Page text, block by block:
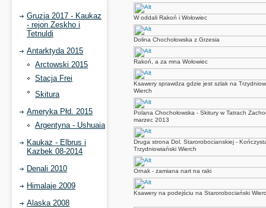
Gruzja 2017 - Kaukaz
- rejon Zeskho i
Tetnuldi
Antarktyda 2015
Arctowski 2015
Stacja Frei
Skitura
Ameryka Płd. 2015
Argentyna - Ushuaia
Kaukaz - Elbrus i
Kazbek 08-2014
Denali 2010
Himalaje 2009
Alaska 2008
W oddali Rakoń i Wołowiec
Dolina Chochołowska z Grzesia
Rakoń, a za mna Wołowiec
Ksawery sprawdza gdzie jest szlak na
Wierch
Polana Chochołowska - Skitury w Tatrach
marzec 2013
Druga strona Dol. Starorobocianskiej -
Trzydniowiański Wierch
Ornak - zamiana nart na raki
Ksawery na podejściu na Starorobociański